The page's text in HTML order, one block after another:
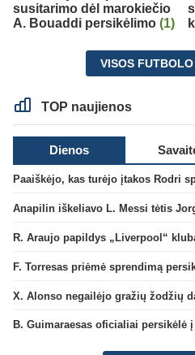
susitarimo dėl marokiečio
A. Bouaddi persikėlimo (1)
VISOS
TOP naujienos
Dienos
Anapilin iškeliavo L. Messi tėtis
R. Araujo papildys „Liverpool“
F. Torresas priėmė sprendimą
B. Guimaraesas oficialiai persikėlė